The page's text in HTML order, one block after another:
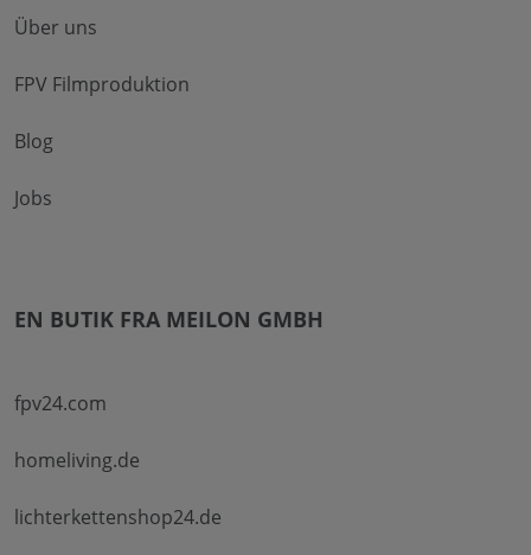
Über uns
FPV Filmproduktion
Blog
Jobs
EN BUTIK FRA MEILON GMBH
fpv24.com
homeliving.de
lichterkettenshop24.de